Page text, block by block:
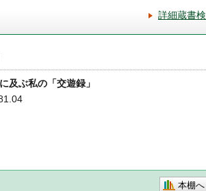
詳細蔵書
及ぶ私の「交遊録」
本棚へ